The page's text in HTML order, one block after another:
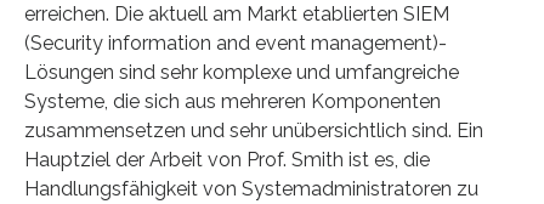
erreichen. Die aktuell am Markt etablierten SIEM
(Security information and event management)-
Lösungen sind sehr komplexe und umfangreiche
Systeme, die sich aus mehreren Komponenten
zusammensetzen und sehr unübersichtlich sind. Ein
Hauptziel der Arbeit von Prof. Smith ist es, die
Handlungsfähigkeit von Systemadministratoren zu